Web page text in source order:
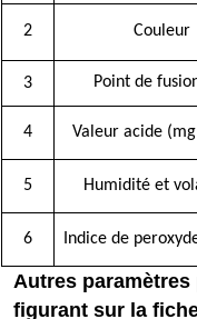
2 Couleur
3 Point de
4 Valeur acide
5 Humidité et
6 Indice de
Autres
figurant sur la